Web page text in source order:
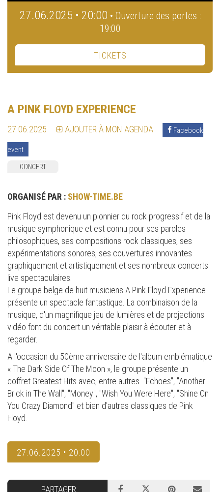
27.06.2025 • 20:00 • Ouverture des portes :
19:00
TICKETS
A PINK FLOYD EXPERIENCE
27.06.2025 AJOUTER À MON AGENDA Facebook
event
CONCERT
ORGANISÉ PAR : SHOW-TIME.BE
Pink Floyd est devenu un pionnier du rock progressif et de la
musique symphonique et est connu pour ses paroles
philosophiques, ses compositions rock classiques, ses
expérimentations sonores, ses couvertures innovantes
graphiquement et artistiquement et ses nombreux concerts
live spectaculaires.
Le groupe belge de huit musiciens A Pink Floyd Experience
présente un spectacle fantastique. La combinaison de la
musique, d'un magnifique jeu de lumières et de projections
vidéo font du concert un véritable plaisir à écouter et à
regarder.
A l'occasion du 50ème anniversaire de l'album emblématique
« The Dark Side Of The Moon », le groupe présente un
coffret Greatest Hits avec, entre autres. "Echoes", "Another
Brick in The Wall", "Money", "Wish You Were Here", "Shine On
You Crazy Diamond" et bien d'autres classiques de Pink
Floyd.
27.06.2025 • 20:00
PARTAGER